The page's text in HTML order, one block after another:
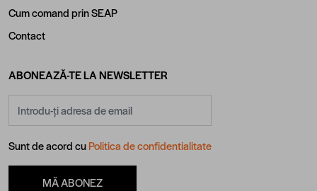
Cum comand prin SEAP
Contact
ABONEAZĂ-TE LA NEWSLETTER
Sunt de acord cuPolitica de confidentialitate
MĂ ABONEZ